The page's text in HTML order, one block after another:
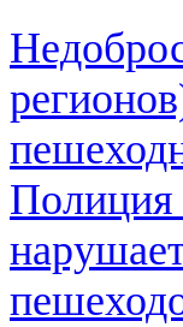
Полиция